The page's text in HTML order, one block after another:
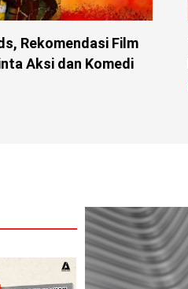
Rekomendasi Film
Aksi dan Komedi